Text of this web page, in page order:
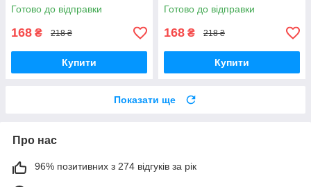
Готово до відправки
168 ₴ 218 ₴
Купити
Готово до відправки
168 ₴ 218 ₴
Купити
Показати ще
Про нас
96% позитивних з 274 відгуків за рік